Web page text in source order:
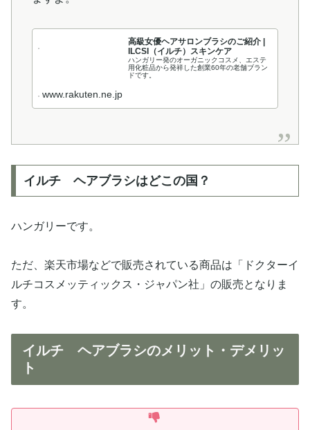
高級女優ヘアサロンブラシのご紹介 |
ILCSI（イルチ）スキンケア
ハンガリー発のオーガニックコスメ、エステ
用化粧品から発祥した創業60年の老舗ブラン
ドです。
www.rakuten.ne.jp
イルチ ヘアブラシはどこの国？
ハンガリーです。
ただ、楽天市場などで販売されている商品は「ドクターイ
ルチコスメッティックス・ジャパン社」の販売となりま
す。
イルチ ヘアブラシのメリット・デメリッ
ト